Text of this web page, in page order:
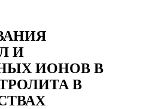
И
ИОНОВ В
В